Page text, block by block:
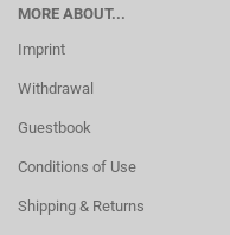
MORE ABOUT...
Imprint
Withdrawal
Guestbook
Conditions of Use
Shipping & Returns